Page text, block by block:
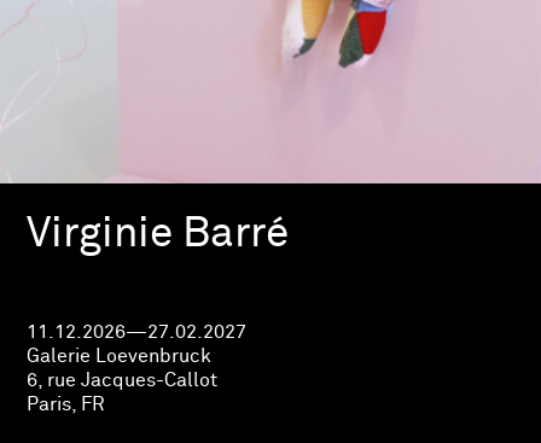
Virginie Barré
11.12.2026—27.02.2027
Galerie Loevenbruck
6, rue Jacques-Callot
Paris, FR